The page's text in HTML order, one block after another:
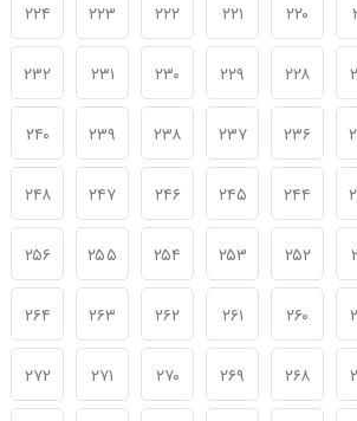
۲۲۰ ۲۲۱ ۲۲۲ ۲۲۳ ۲۲۴
۲۲۸ ۲۲۹ ۲۳۰ ۲۳۱ ۲۳۲
۲۳۶ ۲۳۷ ۲۳۸ ۲۳۹ ۲۴۰
۲۴۴ ۲۴۵ ۲۴۶ ۲۴۷ ۲۴۸
۲۵۲ ۲۵۳ ۲۵۴ ۲۵۵ ۲۵۶
۲۶۰ ۲۶۱ ۲۶۲ ۲۶۳ ۲۶۴
۲۶۸ ۲۶۹ ۲۷۰ ۲۷۱ ۲۷۲